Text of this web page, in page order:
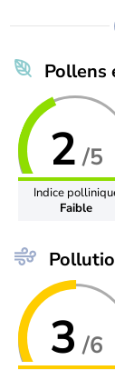
Pollens
2 /5
Indice
Faible
3 /6